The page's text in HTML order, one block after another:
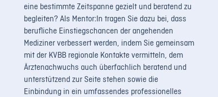
eine bestimmte Zeitspanne gezielt und beratend zu
begleiten? Als Mentor:In tragen Sie dazu bei, dass
berufliche Einstiegschancen der angehenden
Mediziner verbessert werden, indem Sie gemeinsam
mit der KVBB regionale Kontakte vermitteln, dem
Ärztenachwuchs auch überfachlich beratend und
unterstützend zur Seite stehen sowie die
Einbindung in ein umfassendes professionelles